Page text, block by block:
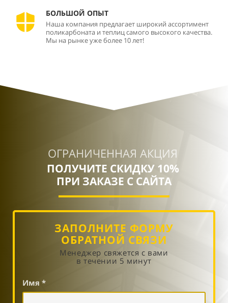
БОЛЬШОЙ ОПЫТ
Наша компания предлагает широкий ассортимент
поликарбоната и теплиц самого высокого качества.
Мы на рынке уже более 10 лет!
ОГРАНИЧЕННАЯ АКЦИЯ
ПОЛУЧИТЕ СКИДКУ 10%
ПРИ ЗАКАЗЕ С САЙТА
ЗАПОЛНИТЕ ФОРМУ
ОБРАТНОЙ СВЯЗИ
Менеджер свяжется с вами
в течении 5 минут
Имя *